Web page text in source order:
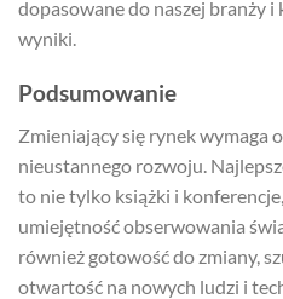
dopasowane do naszej branży
wyniki.
Podsumowanie
Zmieniający się rynek wymaga
nieustannego rozwoju.
to nie tylko książki i
umiejętność obserwowania
również gotowość do zmiany,
otwartość na nowych ludzi i